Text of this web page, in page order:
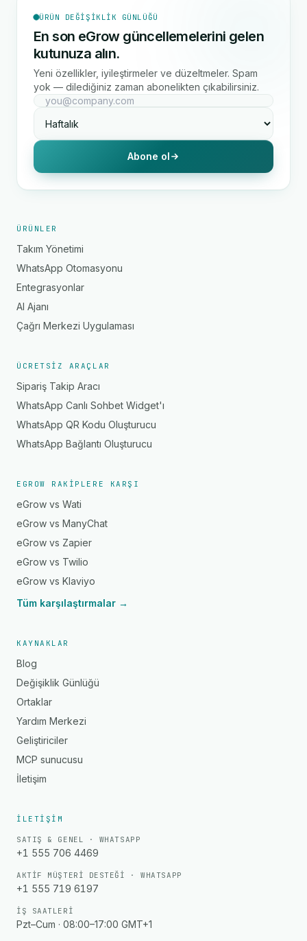
ÜRÜN DEĞIŞIKLIK GÜNLÜĞÜ
En son eGrow güncellemelerini gelen
kutunuza alın.
Yeni özellikler, iyileştirmeler ve düzeltmeler. Spam
yok — dilediğiniz zaman abonelikten çıkabilirsiniz.
Abone ol
ÜRÜNLER
Takım Yönetimi
WhatsApp Otomasyonu
Entegrasyonlar
AI Ajanı
Çağrı Merkezi Uygulaması
ÜCRETSIZ ARAÇLAR
Sipariş Takip Aracı
WhatsApp Canlı Sohbet Widget'ı
WhatsApp QR Kodu Oluşturucu
WhatsApp Bağlantı Oluşturucu
EGROW RAKIPLERE KARŞI
eGrow vs Wati
eGrow vs ManyChat
eGrow vs Zapier
eGrow vs Twilio
eGrow vs Klaviyo
Tüm karşılaştırmalar →
KAYNAKLAR
Blog
Değişiklik Günlüğü
Ortaklar
Yardım Merkezi
Geliştiriciler
MCP sunucusu
İletişim
İLETIŞIM
SATIŞ & GENEL · WHATSAPP
+1 555 706 4469
AKTIF MÜŞTERI DESTEĞI · WHATSAPP
+1 555 719 6197
İŞ SAATLERI
Pzt–Cum · 08:00–17:00 GMT+1